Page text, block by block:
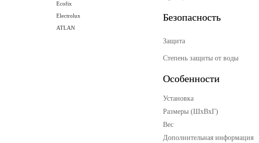
Безопасность
Защита
Степень защиты от воды
Особенности
Установка
Размеры (ШхВхГ)
Вес
Дополнительная информация
Ecofix
Electrolux
ATLAN